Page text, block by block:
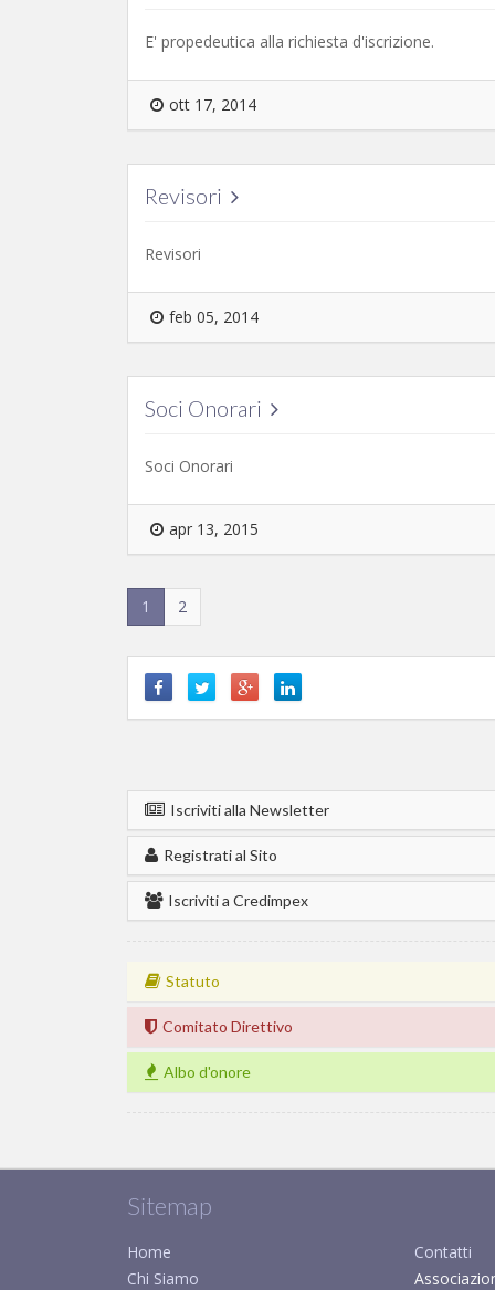
E' propedeutica alla richiesta d'iscrizione.
ott 17, 2014
Revisori
Revisori
feb 05, 2014
Soci Onorari
Soci Onorari
apr 13, 2015
1 2
Iscriviti alla Newsletter
Registrati al Sito
Iscriviti a Credimpex
Statuto
Comitato Direttivo
Albo d'onore
Sitemap
Home
Contatti
Chi Siamo